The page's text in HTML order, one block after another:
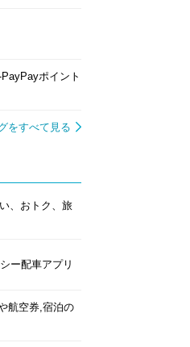
ポイント
をすべて見る
、おトク、旅
ー配車アプリ
航空券,宿泊の